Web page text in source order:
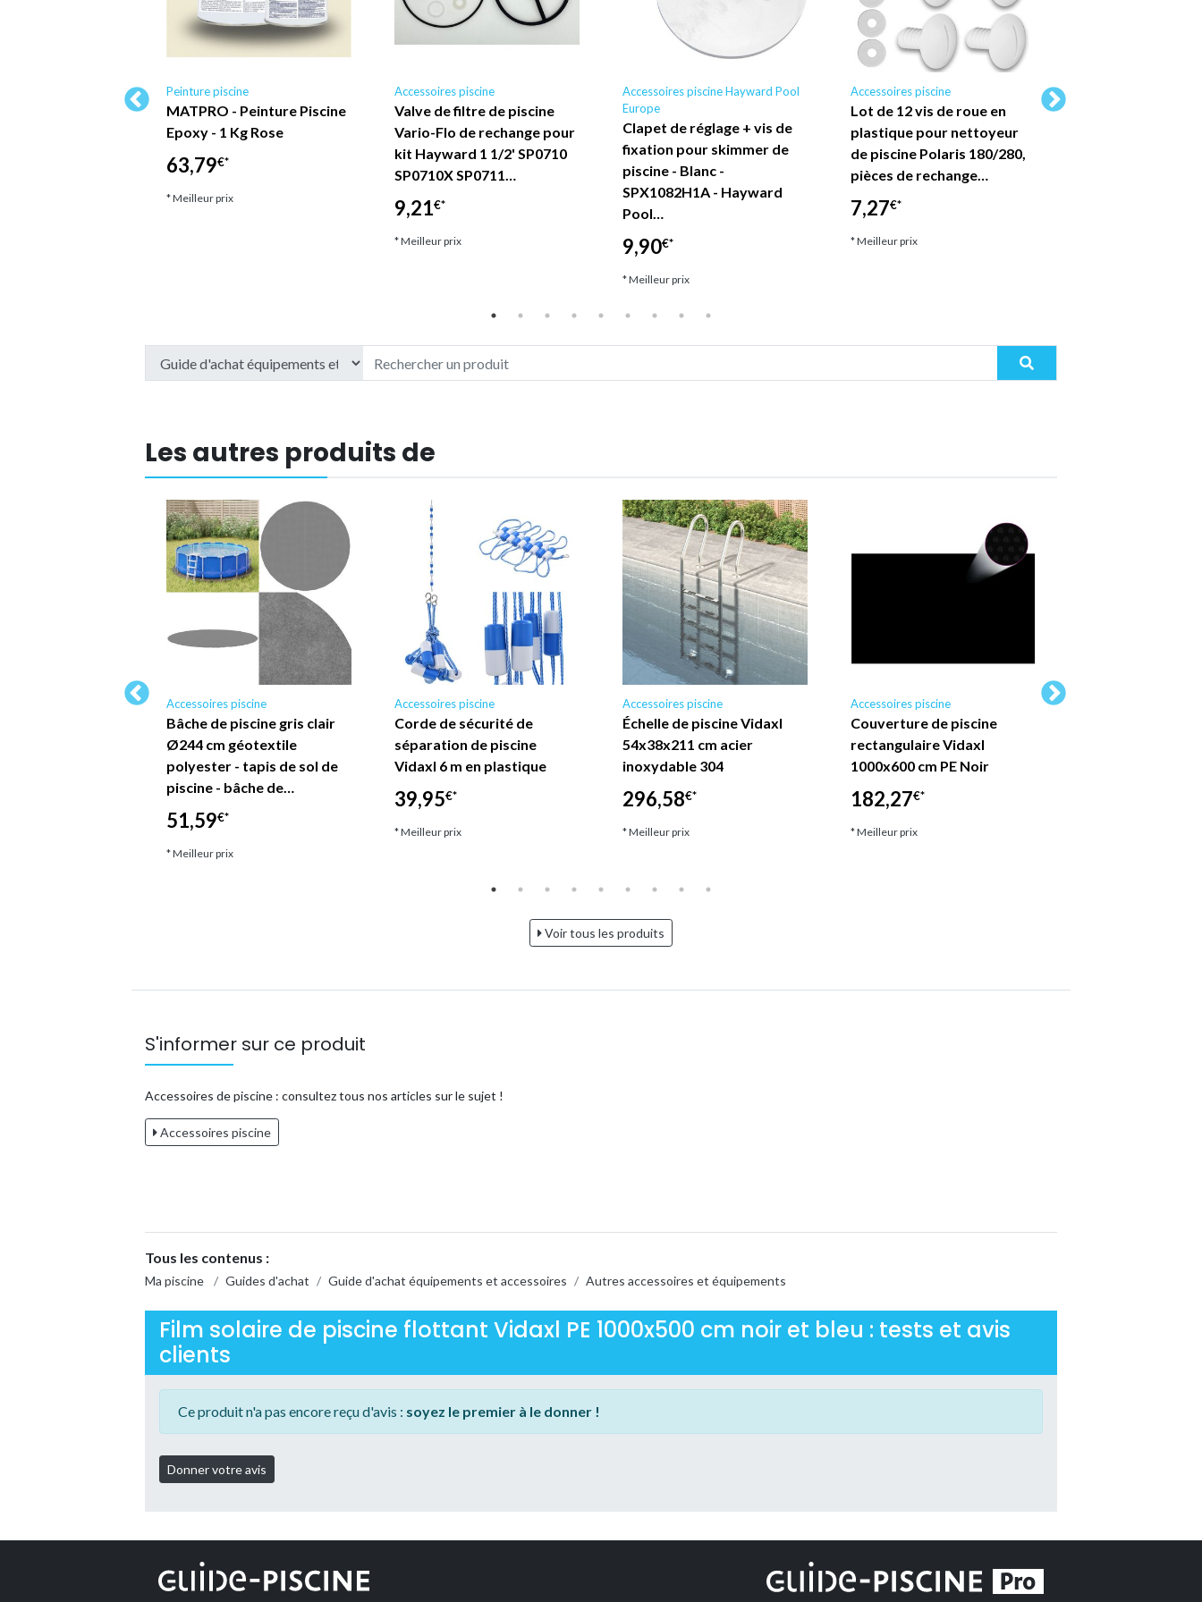
Peinture piscine
MATPRO - Peinture Piscine
Epoxy - 1 Kg Rose
63,79€*
* Meilleur prix
Accessoires piscine
Valve de filtre de piscine
Vario-Flo de rechange pour
kit Hayward 1 1/2' SP0710
SP0710X SP0711…
9,21€*
* Meilleur prix
Accessoires piscine Hayward Pool
Europe
Clapet de réglage + vis de
fixation pour skimmer de
piscine - Blanc -
SPX1082H1A - Hayward
Pool…
9,90€*
* Meilleur prix
Accessoires piscine
Lot de 12 vis de roue en
plastique pour nettoyeur
de piscine Polaris 180/280,
pièces de rechange…
7,27€*
* Meilleur prix
Les autres produits de
Accessoires piscine
Bâche de piscine gris clair
Ø244 cm géotextile
polyester - tapis de sol de
piscine - bâche de…
51,59€*
* Meilleur prix
Accessoires piscine
Corde de sécurité de
séparation de piscine
Vidaxl 6 m en plastique
39,95€*
* Meilleur prix
Accessoires piscine
Échelle de piscine Vidaxl
54x38x211 cm acier
inoxydable 304
296,58€*
* Meilleur prix
Accessoires piscine
Couverture de piscine
rectangulaire Vidaxl
1000x600 cm PE Noir
182,27€*
* Meilleur prix
Voir tous les produits
S'informer sur ce produit
Accessoires de piscine : consultez tous nos articles sur le sujet !
Accessoires piscine
Tous les contenus :
Ma piscine / Guides d'achat / Guide d'achat équipements et accessoires / Autres accessoires et équipements
Film solaire de piscine flottant Vidaxl PE 1000x500 cm noir et bleu : tests et avis
clients
Ce produit n'a pas encore reçu d'avis : soyez le premier à le donner !